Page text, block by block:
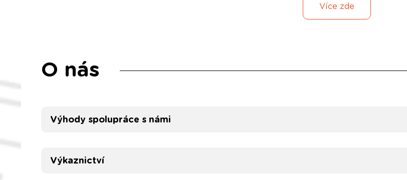
Více zde
O nás
Výhody spolupráce s námi
Výkaznictví